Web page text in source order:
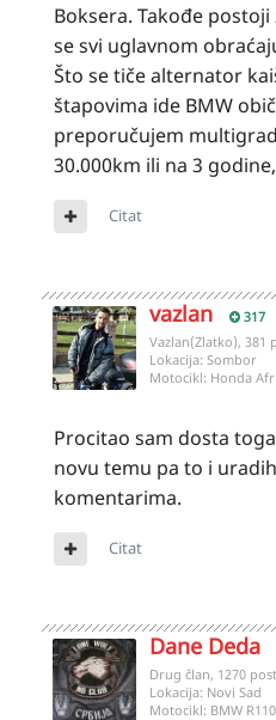
Boksera. Takođe
se svi uglavnom
Što se tiče alternator
štapovima ide BMW
preporučujem
30.000km ili na 3
Citat
vazlan 317
Vazlan(Zlatko), 381
Lokacija: Sombor
Motocikl: Honda
Procitao sam dosta
novu temu pa to i
komentarima.
Citat
Dane Deda
Drug član, 1270
Lokacija: Novi Sad
Motocikl: BMW